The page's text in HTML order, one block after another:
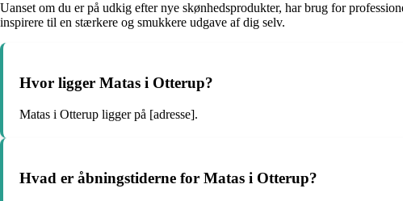
Uanset om du er på udkig efter nye skønhedsprodukter, har brug for
inspirere til en stærkere og smukkere udgave af dig selv.
Hvor ligger Matas i Otterup?
Matas i Otterup ligger på [adresse].
Hvad er åbningstiderne for Matas i Otterup?